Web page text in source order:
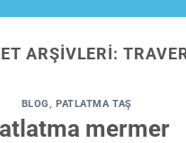
ARŞIVLERI:
BLOG, PATLATMA TAŞ
mermer